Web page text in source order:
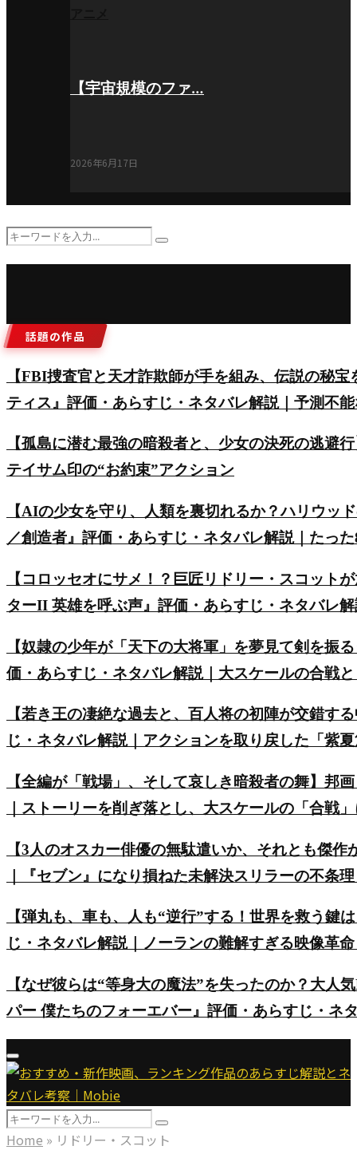
【宇宙規模のファ…
2026年6月17日
Search
Search
話題の作品
【FBI捜査官と天才詐欺師が手を組み、伝説の秘
ティス』評価・あらすじ・ネタバレ解説｜予測不
【孤島に潜む最強の暗殺者と、少女の決死の逃避
テイサム印の“お約束”アクション
【AIの少女を守り、人類を裏切れるか？ハリウッ
／創造者』評価・あらすじ・ネタバレ解説｜たっ
【コロッセオにサメ！？巨匠リドリー・スコット
ターII 英雄を呼ぶ声』評価・あらすじ・ネタバレ
【奴隷の少年が「天下の大将軍」を夢見て剣を振
価・あらすじ・ネタバレ解説｜大スケールの合戦
【若き王の凄絶な過去と、百人将の初陣が交錯す
じ・ネタバレ解説｜アクションを取り戻した「紫
【全編が「戦場」、そして哀しき暗殺者の舞】邦
｜ストーリーを削ぎ落とし、大スケールの「合戦
【3人のオスカー俳優の無駄遣いか、それとも傑
｜『セブン』になり損ねた未解決スリラーの不条
【弾丸も、車も、人も“逆行”する！世界を救う
じ・ネタバレ解説｜ノーランの難解すぎる映像革
【なぜ彼らは“等身大の魔法”を失ったのか？大
パー 僕たちのフォーエバー』評価・あらすじ・
Primary
Menu
Search
for:
Search
Home » リドリー・スコット